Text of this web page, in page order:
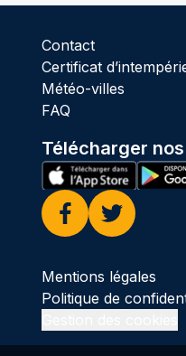
Contact
Certificat
Météo-villes
FAQ
Télécharger
Facebook
Twitter
Mentions légales
Politique de